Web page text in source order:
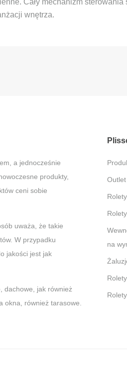
Cały mechanizm
wnętrza.
a jednocześnie
produkty,
ceni sobie
uważa, że takie
W przypadku
jakości jest jak
dachowe, jak również
okna, również tarasowe.
Wewnętrzne żaluzje aluminiowe
na